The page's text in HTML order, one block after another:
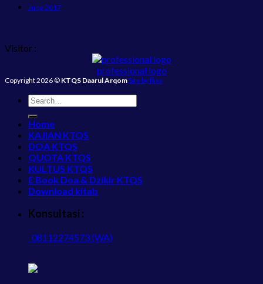
June 2017
Visitor :
professional logo
Copyright 2026 © KTQS Daarul ArqomSite by flixs
Home
KAJIAN KTQS
DOA KTQS
QUOTA KTQS
KULTUS KTQS
E Book Doa & Dzikir KTQS
Download kitab
Konsultasi :
08112274573 (WA)